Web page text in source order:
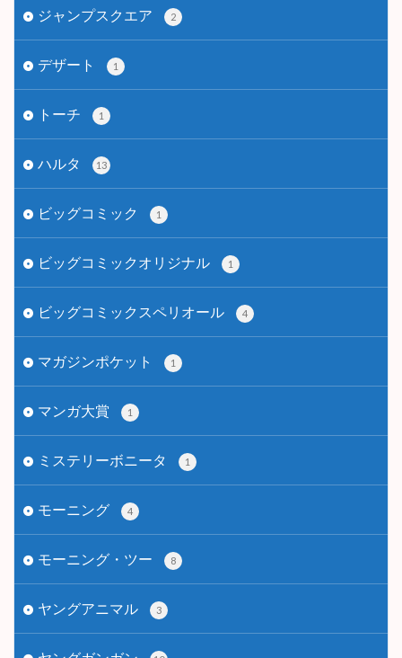
ジャンプスクエア 2
デザート 1
トーチ 1
ハルタ 13
ビッグコミック 1
ビッグコミックオリジナル 1
ビッグコミックスペリオール 4
マガジンポケット 1
マンガ大賞 1
ミステリーボニータ 1
モーニング 4
モーニング・ツー 8
ヤングアニマル 3